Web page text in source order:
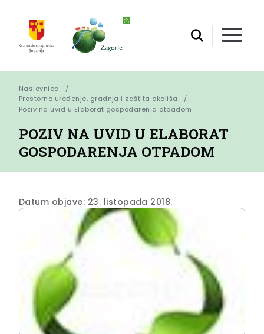
Naslovnica
Prostorno uređenje, gradnja i zaštita okoliša
Poziv na uvid u Elaborat gospodarenja otpadom
POZIV NA UVID U ELABORAT
GOSPODARENJA OTPADOM
Datum objave: 23. listopada 2018.